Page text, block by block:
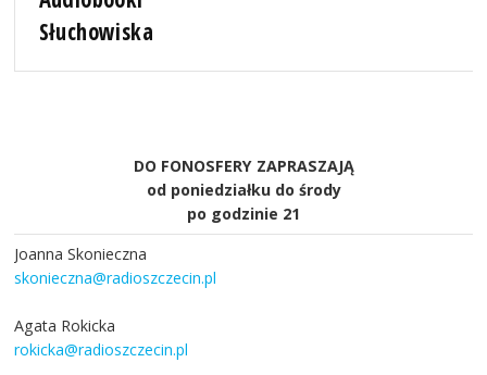
Słuchowiska
DO FONOSFERY ZAPRASZAJĄ
od poniedziałku do środy
po godzinie 21
Joanna Skonieczna
skonieczna@radioszczecin.pl
Agata Rokicka
rokicka@radioszczecin.pl